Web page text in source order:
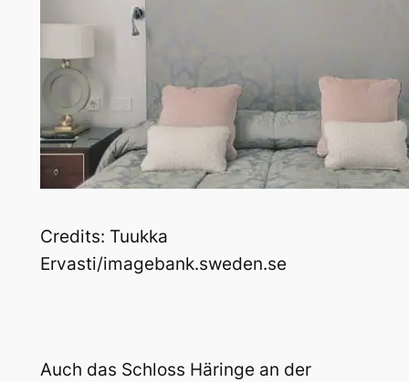
Credits: Tuukka
Ervasti/imagebank.sweden.se
Auch das Schloss Häringe an der